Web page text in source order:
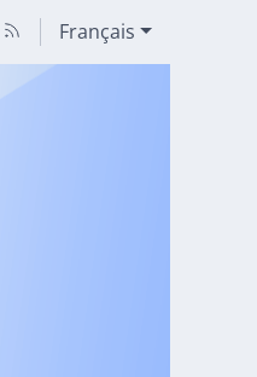
Français